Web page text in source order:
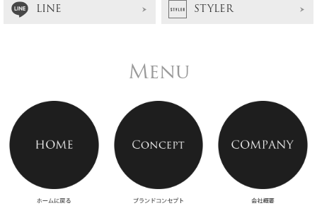
LINE
STYLER
Menu